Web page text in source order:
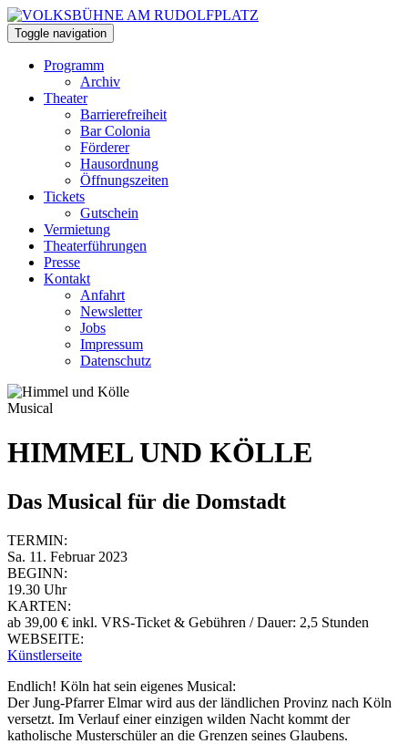
Toggle navigation
Programm
Archiv
Theater
Barrierefreiheit
Bar Colonia
Förderer
Hausordnung
Öffnungszeiten
Tickets
Gutschein
Vermietung
Theaterführungen
Presse
Kontakt
Anfahrt
Newsletter
Jobs
Impressum
Datenschutz
Musical
HIMMEL UND KÖLLE
Das Musical für die Domstadt
TERMIN:
Sa. 11. Februar 2023
BEGINN:
19.30 Uhr
KARTEN:
ab 39,00 € inkl. VRS-Ticket & Gebühren / Dauer: 2,5 Stunden
WEBSEITE:
Künstlerseite
Endlich! Köln hat sein eigenes Musical:
Der Jung-Pfarrer Elmar wird aus der ländlichen Provinz nach Köln
versetzt. Im Verlauf einer einzigen wilden Nacht kommt der
katholische Musterschüler an die Grenzen seines Glaubens.